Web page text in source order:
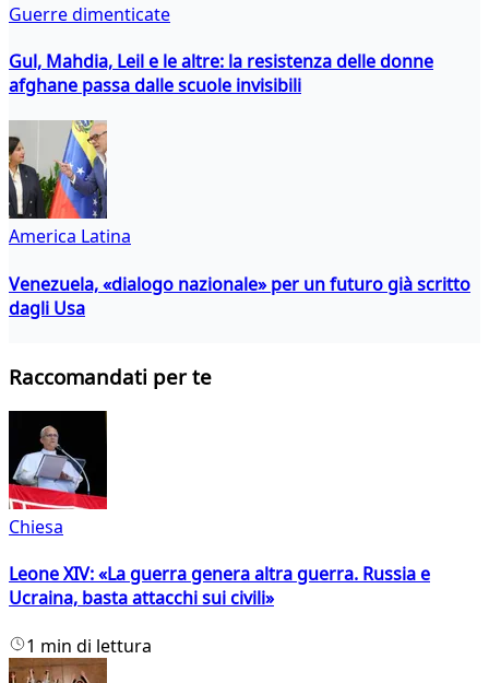
Guerre dimenticate
Gul, Mahdia, Leil e le altre: la resistenza delle donne
afghane passa dalle scuole invisibili
America Latina
Venezuela, «dialogo nazionale» per un futuro già scritto
dagli Usa
Raccomandati per te
Chiesa
Leone XIV: «La guerra genera altra guerra. Russia e
Ucraina, basta attacchi sui civili»
1 min di lettura